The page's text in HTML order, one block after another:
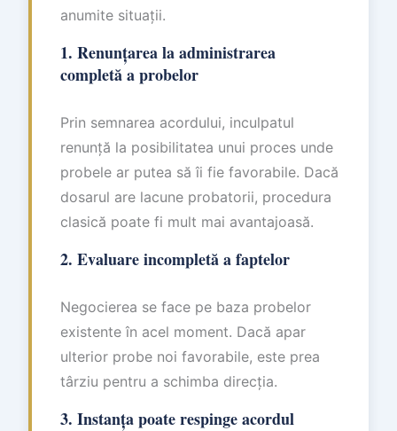
anumite situații.
1. Renunțarea la administrarea
completă a probelor
Prin semnarea acordului, inculpatul
renunță la posibilitatea unui proces unde
probele ar putea să îi fie favorabile. Dacă
dosarul are lacune probatorii, procedura
clasică poate fi mult mai avantajoasă.
2. Evaluare incompletă a faptelor
Negocierea se face pe baza probelor
existente în acel moment. Dacă apar
ulterior probe noi favorabile, este prea
târziu pentru a schimba direcția.
3. Instanța poate respinge acordul